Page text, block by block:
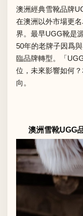
澳洲經典雪靴品牌
在澳洲以外市場更
界。最早UGG靴是
50年的老牌子因爲
臨品牌轉型。「
位，未來影響如何
向。
澳洲雪靴UGG